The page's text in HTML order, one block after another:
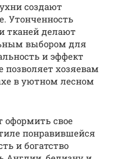
создают
Утонченность
тканей делают
выбором для
и эффект
позволяет хозяевам
в уютном лесном
оформить свое
понравившейся
и богатство